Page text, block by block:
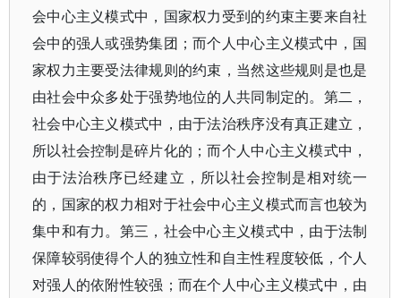
会中心主义模式中，国家权力受到的约束主要来自社
会中的强人或强势集团；而个人中心主义模式中，国
家权力主要受法律规则的约束，当然这些规则是也是
由社会中众多处于强势地位的人共同制定的。第二，
社会中心主义模式中，由于法治秩序没有真正建立，
所以社会控制是碎片化的；而个人中心主义模式中，
由于法治秩序已经建立，所以社会控制是相对统一
的，国家的权力相对于社会中心主义模式而言也较为
集中和有力。第三，社会中心主义模式中，由于法制
保障较弱使得个人的独立性和自主性程度较低，个人
对强人的依附性较强；而在个人中心主义模式中，由